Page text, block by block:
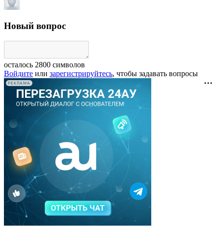
Новый вопрос
осталось 2800 символов
Войдите или зарегистрируйтесь, чтобы задавать вопросы
РЕКЛАМА